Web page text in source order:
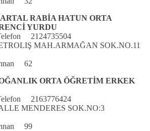
RABİA HATUN ORTA
YURDU
2124735504
MAH.ARMAĞAN SOK.NO.11
62
ORTA ÖĞRETİM ERKEK
2163776424
MENDERES SOK.NO:3
99